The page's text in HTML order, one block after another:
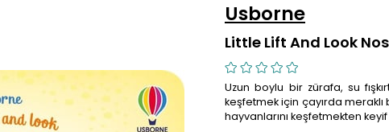
Usborne
Little Lift And Look
Uzun boylu bir zürafa, su
keşfetmek için çayırda
hayvanlarını keşfetmekten